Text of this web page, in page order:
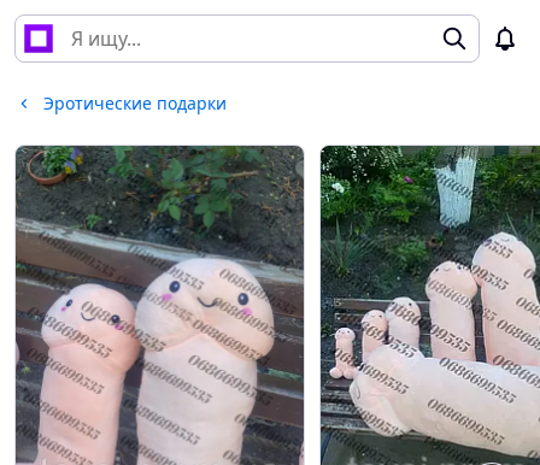
Эротические подарки